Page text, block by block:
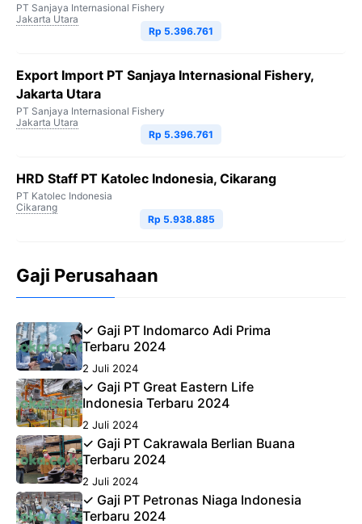
PT Sanjaya Internasional Fishery
Jakarta Utara
Rp 5.396.761
Export Import PT Sanjaya Internasional Fishery,
Jakarta Utara
PT Sanjaya Internasional Fishery
Jakarta Utara
Rp 5.396.761
HRD Staff PT Katolec Indonesia, Cikarang
PT Katolec Indonesia
Cikarang
Rp 5.938.885
Gaji Perusahaan
✓ Gaji PT Indomarco Adi Prima
Terbaru 2024
2 Juli 2024
✓ Gaji PT Great Eastern Life
Indonesia Terbaru 2024
2 Juli 2024
✓ Gaji PT Cakrawala Berlian Buana
Terbaru 2024
2 Juli 2024
✓ Gaji PT Petronas Niaga Indonesia
Terbaru 2024